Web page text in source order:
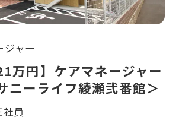
ジャー
万円】ケアマネージャー
ニーライフ綾瀬弐番館＞
社員